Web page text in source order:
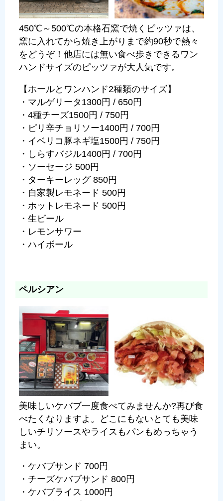
450℃～500℃の本格石窯で焼くピッツァは、
窯に入れてから焼き上がりまで約90秒で熱々
をどうぞ！他店には無い食べ歩きできるワン
ハンドサイズのピッツァが大人気です。
【ホールとワンハンド2種類のサイズ】
・マルゲリータ1300円 / 650円
・4種チーズ1500円 / 750円
・ピリ辛チョリソー1400円 / 700円
・イベリコ豚ネギ塩1500円 / 750円
・しらすバジル1400円 / 700円
・ソーセージ 500円
・ターキーレッグ 850円
・自家製レモネード 500円
・ホットレモネード 500円
・生ビール
・レモンサワー
・ハイボール
ペルシアン
美味しいケバブ一度食べてみませんか?再び食
べたくなりますよ。どこにもないとても美味
しいチリソースやライスもパンもめっちゃう
まい。
・ケバブサンド 700円
・チーズケバブサンド 800円
・ケバブライス 1000円